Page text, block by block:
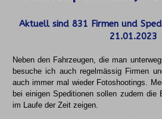
Aktuell sind 831 Firmen und
21.01.2023
Neben den Fahrzeugen, die man
besuche ich auch regelmässig Firmen
auch immer mal wieder Fotoshootings.
bei einigen Speditionen sollen zudem die
im Laufe der Zeit zeigen.